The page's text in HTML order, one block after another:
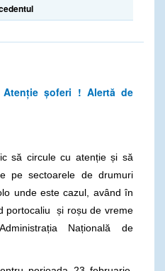
Atenție șoferi ! Alertă de
să circule cu atenție și să
pe sectoarele de drumuri
unde este cazul, având în
portocaliu și roșu de vreme
Națională de